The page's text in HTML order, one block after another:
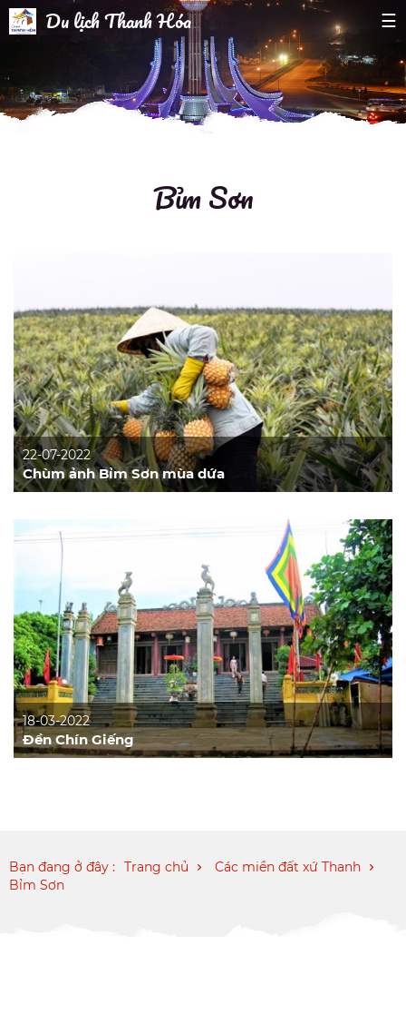
☰
Du lịch Thanh Hóa
Bỉm Sơn
22-07-2022
Chùm ảnh Bỉm Sơn mùa dứa
18-03-2022
Đền Chín Giếng
Bạn đang ở đây : Trang chủ
Các miền đất xứ Thanh
Bỉm Sơn